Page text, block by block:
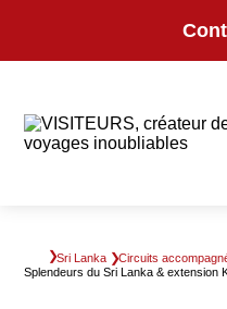
Sri Lanka
Circuits
Splendeurs du Sri Lanka & extension